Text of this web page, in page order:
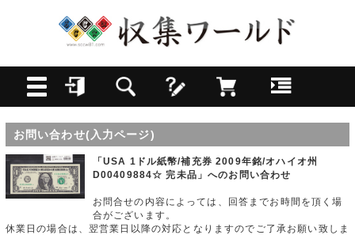
お問い合わせ(入力ページ)
「USA 1ドル紙幣/補充券 2009年銘/オハイオ州
D00409884☆ 完未品」へのお問い合わせ
お問合せの内容によっては、回答までお時間を頂く場
合がございます。
休業日の場合は、翌営業日以降の対応となりますのでご了承お願い致しま